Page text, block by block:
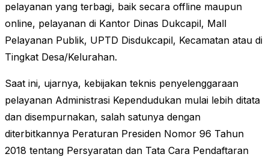
pelayanan yang terbagi, baik secara offline maupun
online, pelayanan di Kantor Dinas Dukcapil, Mall
Pelayanan Publik, UPTD Disdukcapil, Kecamatan atau di
Tingkat Desa/Kelurahan.
Saat ini, ujarnya, kebijakan teknis penyelenggaraan
pelayanan Administrasi Kependudukan mulai lebih ditata
dan disempurnakan, salah satunya dengan
diterbitkannya Peraturan Presiden Nomor 96 Tahun
2018 tentang Persyaratan dan Tata Cara Pendaftaran